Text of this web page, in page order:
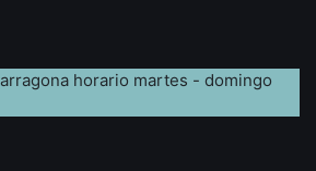
horario martes - domingo